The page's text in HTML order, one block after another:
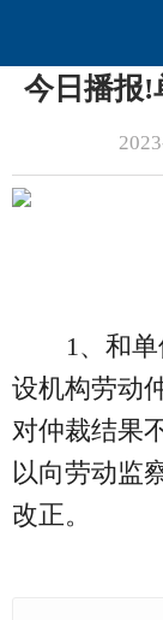
今日播报!
1、和
设机构劳动
对仲裁结果
以向劳动监
改正。